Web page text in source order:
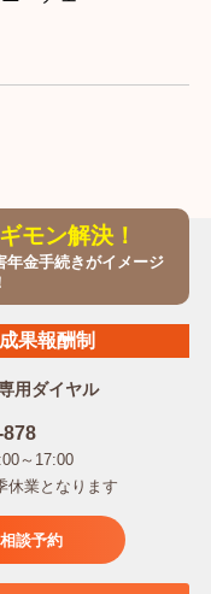
モン解決！
年金手続きがイメージ
果報酬制
用ダイヤル
878
～17:00
休業となります
談予約